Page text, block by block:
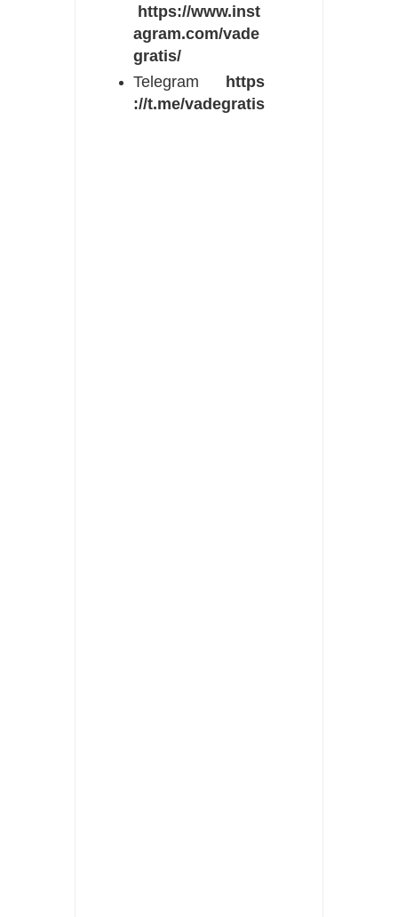
https://www.inst
agram.com/vade
gratis/
Telegram
https
://t.me/vadegratis